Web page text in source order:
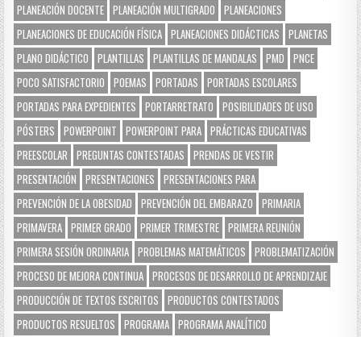
PLANEACIÓN DOCENTE PLANEACIÓN MULTIGRADO
PLANEACIONES
PLANEACIONES DE EDUCACIÓN FÍSICA PLANEACIONES DIDÁCTICAS
PLANETAS
PLANO DIDÁCTICO
PLANTILLAS PLANTILLAS DE MANDALAS PMD
PNCE
POCO SATISFACTORIO
POEMAS PORTADAS
PORTADAS ESCOLARES
PORTADAS PARA EXPEDIENTES
PORTARRETRATO
POSIBILIDADES DE USO
PÓSTERS
POWERPOINT POWERPOINT PARA PRÁCTICAS EDUCATIVAS
PREESCOLAR
PREGUNTAS CONTESTADAS
PRENDAS DE VESTIR
PRESENTACIÓN
PRESENTACIONES
PRESENTACIONES PARA
PREVENCIÓN DE LA OBESIDAD
PREVENCIÓN DEL EMBARAZO
PRIMARIA
PRIMAVERA PRIMER GRADO PRIMER TRIMESTRE PRIMERA REUNIÓN
PRIMERA SESIÓN ORDINARIA PROBLEMAS MATEMÁTICOS
PROBLEMATIZACIÓN
PROCESO DE MEJORA CONTINUA PROCESOS DE DESARROLLO DE APRENDIZAJE
PRODUCCIÓN DE TEXTOS ESCRITOS
PRODUCTOS CONTESTADOS
PRODUCTOS RESUELTOS
PROGRAMA PROGRAMA ANALÍTICO